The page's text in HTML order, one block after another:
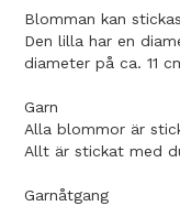
Blomman kan
Den lilla har en
diameter på ca. 11
Garn
Alla blommor är
Allt är stickat med
Garnåtgang